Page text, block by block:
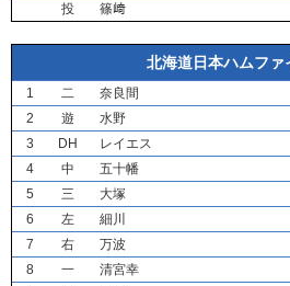
投
篠﨑
北海道日本ハムファ
1 二
奈良間
2
遊
水野
3
DH
レイエス
4
中
五十幡
5
三
大塚
6
左
細川
7
右
万波
8
一
清宮幸